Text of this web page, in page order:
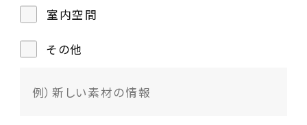
室内空間
その他